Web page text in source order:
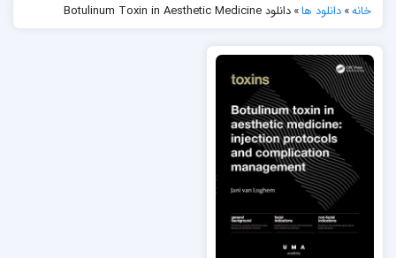
خانه»دانلود ها»دانلود Botulinum Toxin in Aesthetic Medicine